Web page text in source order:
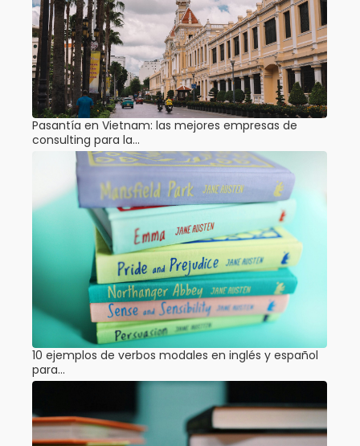
Pasantía en Vietnam: las mejores empresas de
consulting para la…
10 ejemplos de verbos modales en inglés y español
para…